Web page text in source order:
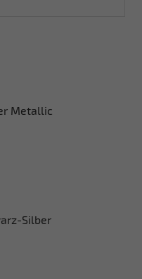
Metallic
Silber